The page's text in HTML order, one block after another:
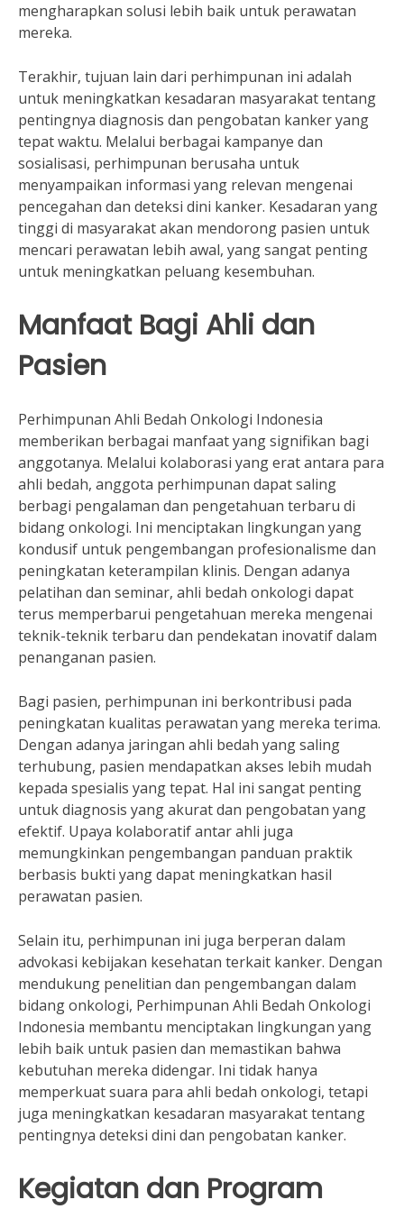
mengharapkan solusi lebih baik untuk perawatan
mereka.
Terakhir, tujuan lain dari perhimpunan ini adalah
untuk meningkatkan kesadaran masyarakat tentang
pentingnya diagnosis dan pengobatan kanker yang
tepat waktu. Melalui berbagai kampanye dan
sosialisasi, perhimpunan berusaha untuk
menyampaikan informasi yang relevan mengenai
pencegahan dan deteksi dini kanker. Kesadaran yang
tinggi di masyarakat akan mendorong pasien untuk
mencari perawatan lebih awal, yang sangat penting
untuk meningkatkan peluang kesembuhan.
Manfaat Bagi Ahli dan
Pasien
Perhimpunan Ahli Bedah Onkologi Indonesia
memberikan berbagai manfaat yang signifikan bagi
anggotanya. Melalui kolaborasi yang erat antara para
ahli bedah, anggota perhimpunan dapat saling
berbagi pengalaman dan pengetahuan terbaru di
bidang onkologi. Ini menciptakan lingkungan yang
kondusif untuk pengembangan profesionalisme dan
peningkatan keterampilan klinis. Dengan adanya
pelatihan dan seminar, ahli bedah onkologi dapat
terus memperbarui pengetahuan mereka mengenai
teknik-teknik terbaru dan pendekatan inovatif dalam
penanganan pasien.
Bagi pasien, perhimpunan ini berkontribusi pada
peningkatan kualitas perawatan yang mereka terima.
Dengan adanya jaringan ahli bedah yang saling
terhubung, pasien mendapatkan akses lebih mudah
kepada spesialis yang tepat. Hal ini sangat penting
untuk diagnosis yang akurat dan pengobatan yang
efektif. Upaya kolaboratif antar ahli juga
memungkinkan pengembangan panduan praktik
berbasis bukti yang dapat meningkatkan hasil
perawatan pasien.
Selain itu, perhimpunan ini juga berperan dalam
advokasi kebijakan kesehatan terkait kanker. Dengan
mendukung penelitian dan pengembangan dalam
bidang onkologi, Perhimpunan Ahli Bedah Onkologi
Indonesia membantu menciptakan lingkungan yang
lebih baik untuk pasien dan memastikan bahwa
kebutuhan mereka didengar. Ini tidak hanya
memperkuat suara para ahli bedah onkologi, tetapi
juga meningkatkan kesadaran masyarakat tentang
pentingnya deteksi dini dan pengobatan kanker.
Kegiatan dan Program